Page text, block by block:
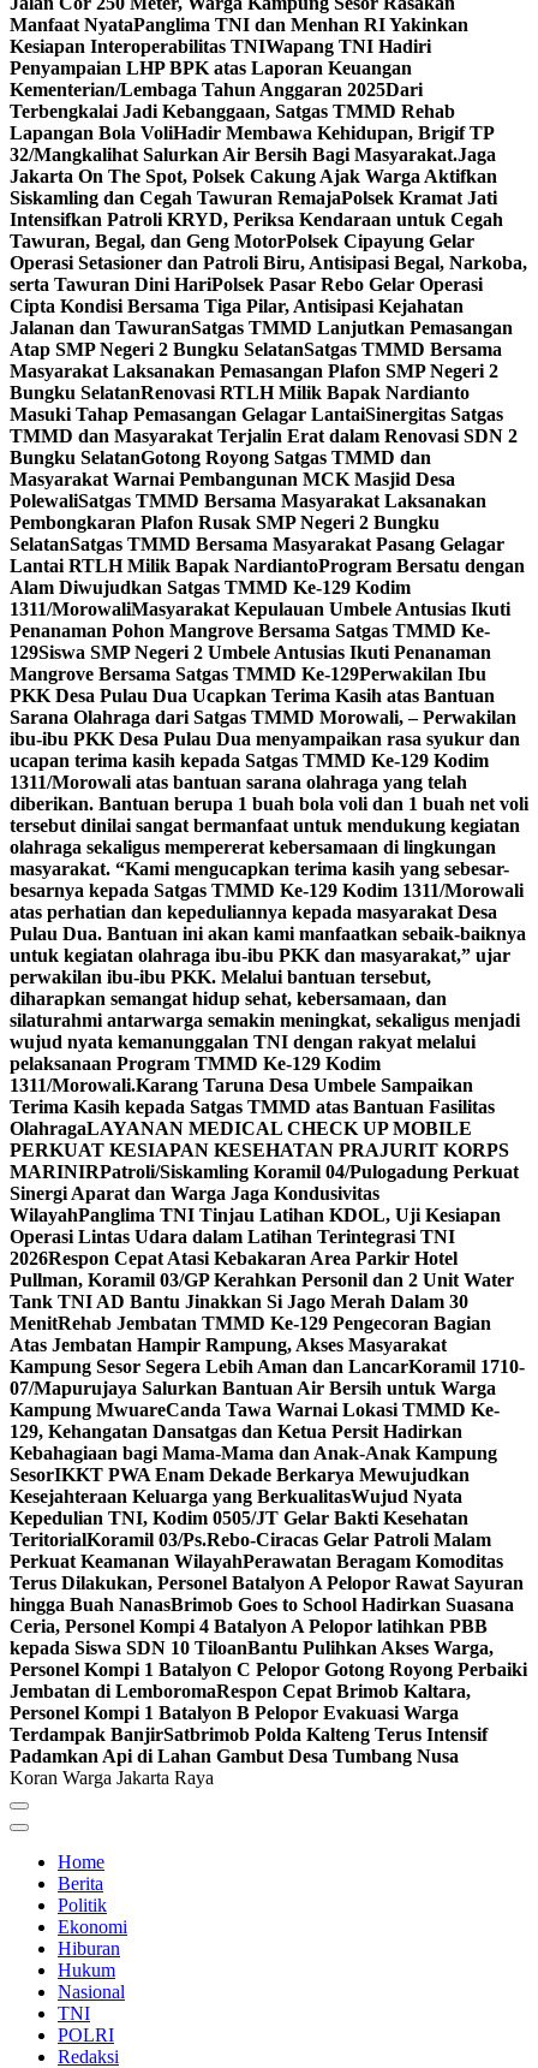
Manfaat NyataPanglima TNI dan Menhan RI Yakinkan
Kesiapan Interoperabilitas TNIWapang TNI Hadiri
Penyampaian LHP BPK atas Laporan Keuangan
Kementerian/Lembaga Tahun Anggaran 2025Dari
Terbengkalai Jadi Kebanggaan, Satgas TMMD Rehab
Lapangan Bola VoliHadir Membawa Kehidupan, Brigif TP
32/Mangkalihat Salurkan Air Bersih Bagi Masyarakat.Jaga
Jakarta On The Spot, Polsek Cakung Ajak Warga Aktifkan
Siskamling dan Cegah Tawuran RemajaPolsek Kramat Jati
Intensifkan Patroli KRYD, Periksa Kendaraan untuk Cegah
Tawuran, Begal, dan Geng MotorPolsek Cipayung Gelar
Operasi Setasioner dan Patroli Biru, Antisipasi Begal, Narkoba,
serta Tawuran Dini HariPolsek Pasar Rebo Gelar Operasi
Cipta Kondisi Bersama Tiga Pilar, Antisipasi Kejahatan
Jalanan dan TawuranSatgas TMMD Lanjutkan Pemasangan
Atap SMP Negeri 2 Bungku SelatanSatgas TMMD Bersama
Masyarakat Laksanakan Pemasangan Plafon SMP Negeri 2
Bungku SelatanRenovasi RTLH Milik Bapak Nardianto
Masuki Tahap Pemasangan Gelagar LantaiSinergitas Satgas
TMMD dan Masyarakat Terjalin Erat dalam Renovasi SDN 2
Bungku SelatanGotong Royong Satgas TMMD dan
Masyarakat Warnai Pembangunan MCK Masjid Desa
PolewaliSatgas TMMD Bersama Masyarakat Laksanakan
Pembongkaran Plafon Rusak SMP Negeri 2 Bungku
SelatanSatgas TMMD Bersama Masyarakat Pasang Gelagar
Lantai RTLH Milik Bapak NardiantoProgram Bersatu dengan
Alam Diwujudkan Satgas TMMD Ke-129 Kodim
1311/MorowaliMasyarakat Kepulauan Umbele Antusias Ikuti
Penanaman Pohon Mangrove Bersama Satgas TMMD Ke-
129Siswa SMP Negeri 2 Umbele Antusias Ikuti Penanaman
Mangrove Bersama Satgas TMMD Ke-129Perwakilan Ibu
PKK Desa Pulau Dua Ucapkan Terima Kasih atas Bantuan
Sarana Olahraga dari Satgas TMMD Morowali, – Perwakilan
ibu-ibu PKK Desa Pulau Dua menyampaikan rasa syukur dan
ucapan terima kasih kepada Satgas TMMD Ke-129 Kodim
1311/Morowali atas bantuan sarana olahraga yang telah
diberikan. Bantuan berupa 1 buah bola voli dan 1 buah net voli
tersebut dinilai sangat bermanfaat untuk mendukung kegiatan
olahraga sekaligus mempererat kebersamaan di lingkungan
masyarakat. “Kami mengucapkan terima kasih yang sebesar-
besarnya kepada Satgas TMMD Ke-129 Kodim 1311/Morowali
atas perhatian dan kepeduliannya kepada masyarakat Desa
Pulau Dua. Bantuan ini akan kami manfaatkan sebaik-baiknya
untuk kegiatan olahraga ibu-ibu PKK dan masyarakat,” ujar
perwakilan ibu-ibu PKK. Melalui bantuan tersebut,
diharapkan semangat hidup sehat, kebersamaan, dan
silaturahmi antarwarga semakin meningkat, sekaligus menjadi
wujud nyata kemanunggalan TNI dengan rakyat melalui
pelaksanaan Program TMMD Ke-129 Kodim
1311/Morowali.Karang Taruna Desa Umbele Sampaikan
Terima Kasih kepada Satgas TMMD atas Bantuan Fasilitas
OlahragaLAYANAN MEDICAL CHECK UP MOBILE
PERKUAT KESIAPAN KESEHATAN PRAJURIT KORPS
MARINIRPatroli/Siskamling Koramil 04/Pulogadung Perkuat
Sinergi Aparat dan Warga Jaga Kondusivitas
WilayahPanglima TNI Tinjau Latihan KDOL, Uji Kesiapan
Operasi Lintas Udara dalam Latihan Terintegrasi TNI
2026Respon Cepat Atasi Kebakaran Area Parkir Hotel
Pullman, Koramil 03/GP Kerahkan Personil dan 2 Unit Water
Tank TNI AD Bantu Jinakkan Si Jago Merah Dalam 30
MenitRehab Jembatan TMMD Ke-129 Pengecoran Bagian
Atas Jembatan Hampir Rampung, Akses Masyarakat
Kampung Sesor Segera Lebih Aman dan LancarKoramil 1710-
07/Mapurujaya Salurkan Bantuan Air Bersih untuk Warga
Kampung MwuareCanda Tawa Warnai Lokasi TMMD Ke-
129, Kehangatan Dansatgas dan Ketua Persit Hadirkan
Kebahagiaan bagi Mama-Mama dan Anak-Anak Kampung
SesorIKKT PWA Enam Dekade Berkarya Mewujudkan
Kesejahteraan Keluarga yang BerkualitasWujud Nyata
Kepedulian TNI, Kodim 0505/JT Gelar Bakti Kesehatan
TeritorialKoramil 03/Ps.Rebo-Ciracas Gelar Patroli Malam
Perkuat Keamanan WilayahPerawatan Beragam Komoditas
Terus Dilakukan, Personel Batalyon A Pelopor Rawat Sayuran
hingga Buah NanasBrimob Goes to School Hadirkan Suasana
Ceria, Personel Kompi 4 Batalyon A Pelopor latihkan PBB
kepada Siswa SDN 10 TiloanBantu Pulihkan Akses Warga,
Personel Kompi 1 Batalyon C Pelopor Gotong Royong Perbaiki
Jembatan di LemboromaRespon Cepat Brimob Kaltara,
Personel Kompi 1 Batalyon B Pelopor Evakuasi Warga
Terdampak BanjirSatbrimob Polda Kalteng Terus Intensif
Padamkan Api di Lahan Gambut Desa Tumbang Nusa
Koran Warga Jakarta Raya
Home
Berita
Politik
Ekonomi
Hiburan
Hukum
Nasional
TNI
POLRI
Redaksi